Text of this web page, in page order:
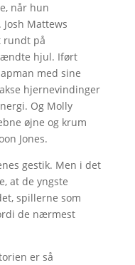
når hun
Mattews
rundt på
hjul. Iført
med sine
hjernevindinger
Og Molly
øjne og krum
Jones.
gestik. Men i det
at de yngste
spillerne som
de nærmest
er så